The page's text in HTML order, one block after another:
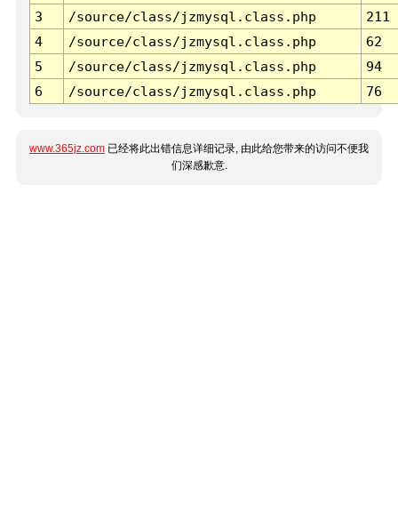
3 /source/class/jzmysql.class.php
211
4
/source/class/jzmysql.class.php
62
5
/source/class/jzmysql.class.php
94
6
/source/class/jzmysql.class.php 76
www.365jz.com 已经将此出错信息详细记录, 由此给您带来的访问不便我
们深感歉意.